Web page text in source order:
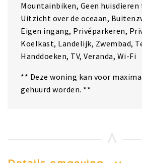
Mountainbiken, Geen
Uitzicht over de oceaan,
Eigen ingang, Privéparkeren,
Koelkast, Landelijk, Zwembad,
Handdoeken, TV, Veranda, Wi-Fi
** Deze woning kan voor
gehuurd worden. **